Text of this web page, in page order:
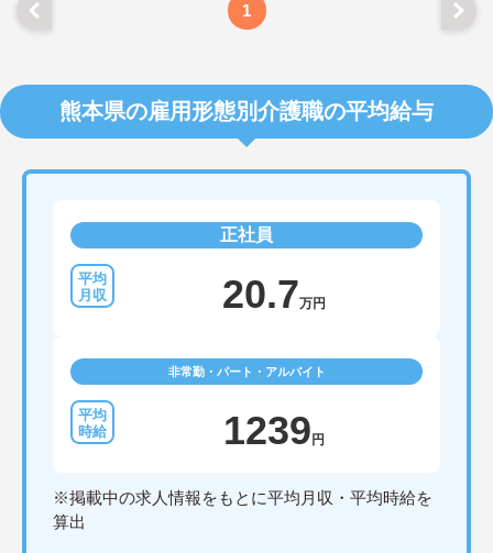
1
熊本県の雇用形態別介護職の平均給与
正社員
20.7万円
非常勤・パート・アルバイト
1239 円
※掲載中の求人情報をもとに平均月収・平均時給を
算出